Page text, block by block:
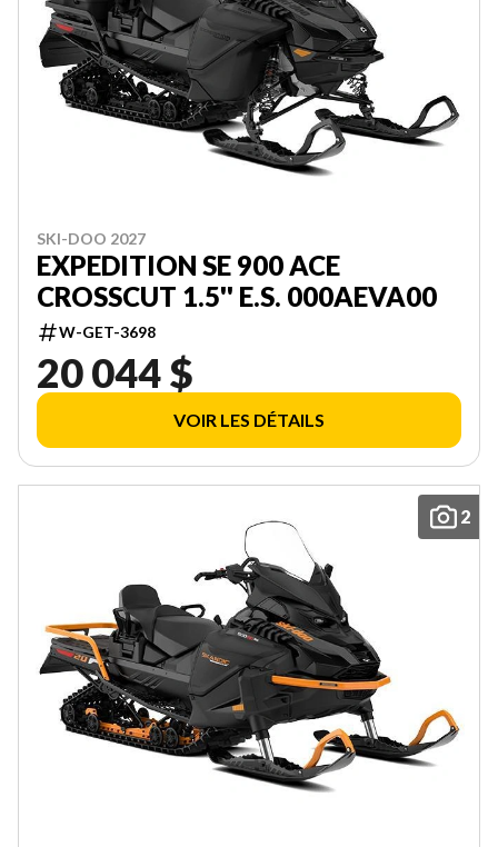
SKI-DOO 2027
EXPEDITION SE 900 ACE
CROSSCUT 1.5'' E.S. 000AEVA00
W-GET-3698
20 044 $
VOIR LES DÉTAILS
2